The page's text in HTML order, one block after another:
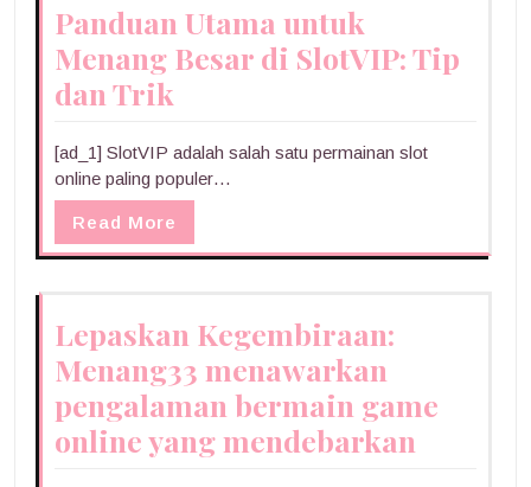
Panduan Utama untuk
Menang Besar di SlotVIP: Tip
dan Trik
[ad_1] SlotVIP adalah salah satu permainan slot
online paling populer…
Read More
Lepaskan Kegembiraan:
Menang33 menawarkan
pengalaman bermain game
online yang mendebarkan